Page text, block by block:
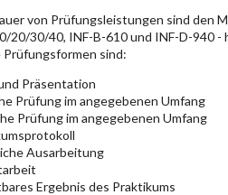
von Prüfungsleistungen sind den
20/30/40, INF-B-610 und INF-D-940
sind:
Präsentation
Prüfung im angegebenen Umfang
Prüfung im angegebenen Umfang
Ausarbeitung
Ergebnis des Praktikums